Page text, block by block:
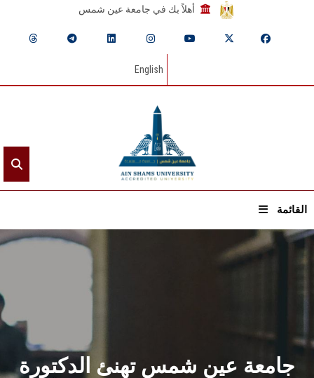
أهلاً بك في جامعة عين شمس
English
القائمة
الرئيسيـة
القطاعـات
الشئون الأكاديمية
جامعة عين شمس تهنئ الدكتورة